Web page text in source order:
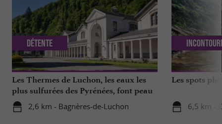
Les Thermes de Luchon, les eaux les
plus sulfurées des Pyrénées, font peau
neuve !
2,6 km - Bagnères-de-Luchon
Détente
Les spots
6,5 km -